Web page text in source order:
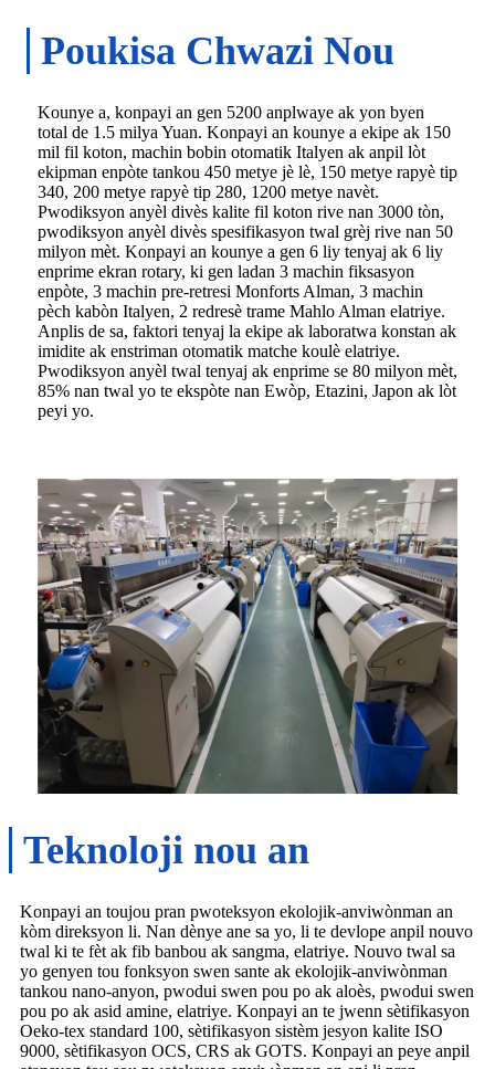
Poukisa Chwazi Nou
Kounye a, konpayi an gen 5200 anplwaye ak yon byen
total de 1.5 milya Yuan. Konpayi an kounye a ekipe ak 150
mil fil koton, machin bobin otomatik Italyen ak anpil lòt
ekipman enpòte tankou 450 metye jè lè, 150 metye rapyè tip
340, 200 metye rapyè tip 280, 1200 metye navèt.
Pwodiksyon anyèl divès kalite fil koton rive nan 3000 tòn,
pwodiksyon anyèl divès spesifikasyon twal grèj rive nan 50
milyon mèt. Konpayi an kounye a gen 6 liy tenyaj ak 6 liy
enprime ekran rotary, ki gen ladan 3 machin fiksasyon
enpòte, 3 machin pre-retresi Monforts Alman, 3 machin
pèch kabòn Italyen, 2 redresè trame Mahlo Alman elatriye.
Anplis de sa, faktori tenyaj la ekipe ak laboratwa konstan ak
imidite ak enstriman otomatik matche koulè elatriye.
Pwodiksyon anyèl twal tenyaj ak enprime se 80 milyon mèt,
85% nan twal yo te ekspòte nan Ewòp, Etazini, Japon ak lòt
peyi yo.
Teknoloji nou an
Konpayi an toujou pran pwoteksyon ekolojik-anviwònman an
kòm direksyon li. Nan dènye ane sa yo, li te devlope anpil nouvo
twal ki te fèt ak fib banbou ak sangma, elatriye. Nouvo twal sa
yo genyen tou fonksyon swen sante ak ekolojik-anviwònman
tankou nano-anyon, pwodui swen pou po ak aloès, pwodui swen
pou po ak asid amine, elatriye. Konpayi an te jwenn sètifikasyon
Oeko-tex standard 100, sètifikasyon sistèm jesyon kalite ISO
9000, sètifikasyon OCS, CRS ak GOTS. Konpayi an peye anpil